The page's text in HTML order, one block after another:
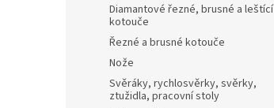
Diamantové řezné, brusné a leštící
kotouče
Řezné a brusné kotouče
Nože
Svěráky, rychlosvěrky, svěrky,
ztužidla, pracovní stoly